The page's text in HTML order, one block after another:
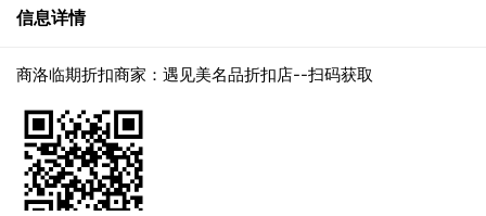
信息详情
商洛临期折扣商家：遇见美名品折扣店--扫码获取